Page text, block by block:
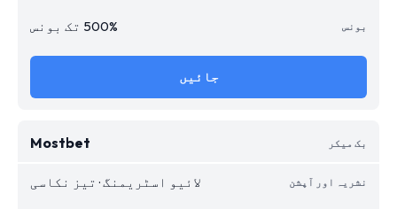
500% تک بونس
جائیں
Mostbet
لائیو اسٹریمنگ · تیز نکاسی